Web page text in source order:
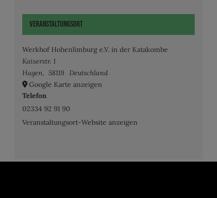
Veranstaltungsort
Werkhof Hohenlimburg e.V. in der Katakombe
Kaiserstr. 1
Hagen, 58119
Deutschland
Google Karte anzeigen
Telefon
02334 92 91 90
Veranstaltungsort-Website anzeigen